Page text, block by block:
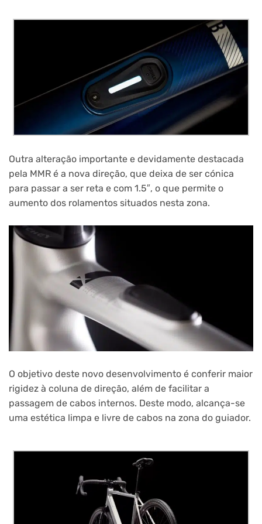
Outra alteração importante e devidamente destacada
pela MMR é a nova direção, que deixa de ser cónica
para passar a ser reta e com 1.5″, o que permite o
aumento dos rolamentos situados nesta zona.
O objetivo deste novo desenvolvimento é conferir maior
rigidez à coluna de direção, além de facilitar a
passagem de cabos internos. Deste modo, alcança-se
uma estética limpa e livre de cabos na zona do guiador.